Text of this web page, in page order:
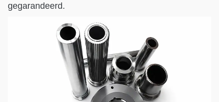
gegarandeerd.